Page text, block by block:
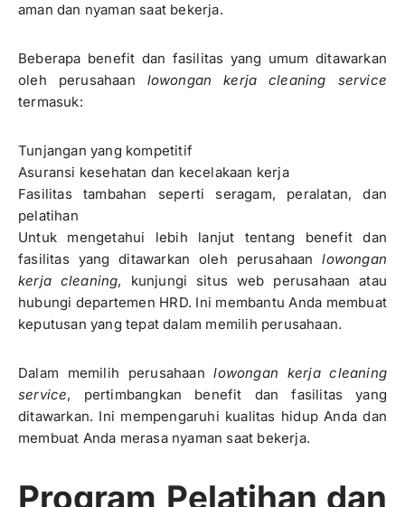
aman dan nyaman saat bekerja.
Beberapa benefit dan fasilitas yang umum ditawarkan
oleh perusahaan lowongan kerja cleaning service
termasuk:
Tunjangan yang kompetitif
Asuransi kesehatan dan kecelakaan kerja
Fasilitas tambahan seperti seragam, peralatan, dan
pelatihan
Untuk mengetahui lebih lanjut tentang benefit dan
fasilitas yang ditawarkan oleh perusahaanlowongan
kerja cleaning, kunjungi situs web perusahaan atau
hubungi departemen HRD. Ini membantu Anda membuat
keputusan yang tepat dalam memilih perusahaan.
Dalam memilih perusahaanlowongan kerja cleaning
service, pertimbangkan benefit dan fasilitas yang
ditawarkan. Ini mempengaruhi kualitas hidup Anda dan
membuat Anda merasa nyaman saat bekerja.
Program Pelatihan dan